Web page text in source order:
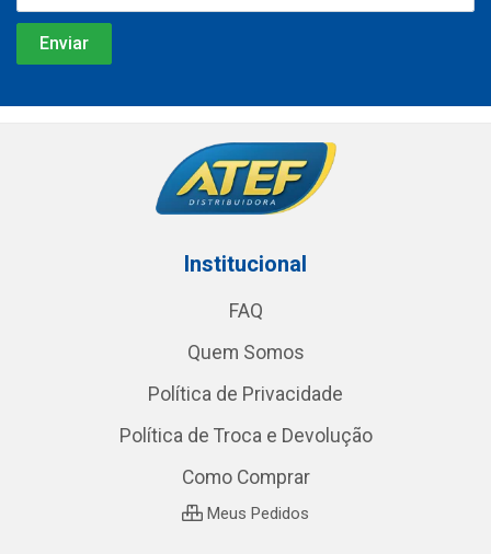
Institucional
FAQ
Quem Somos
Política de Privacidade
Política de Troca e Devolução
Como Comprar
Meus Pedidos